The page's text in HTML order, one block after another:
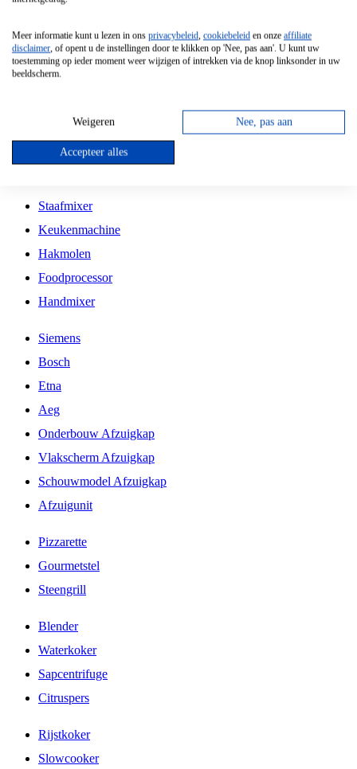
Vrijstaande Magnetron
Vrijstaande Kookplaat
Inbouw Gaskookplaat
Inbouw Keramische Kookplaat
Kookplaat Accessoires
Staafmixer
Keukenmachine
Hakmolen
Foodprocessor
Handmixer
Siemens
Bosch
Etna
Aeg
Onderbouw Afzuigkap
Vlakscherm Afzuigkap
Schouwmodel Afzuigkap
Afzuigunit
Pizzarette
Gourmetstel
Steengrill
Blender
Waterkoker
Sapcentrifuge
Citruspers
Rijstkoker
Slowcooker
Meer informatie kunt u lezen in ons privacybeleid, cookiebeleid en onze affiliate
disclaimer, of opent u de instellingen door te klikken op 'Nee, pas aan'. U kunt uw
toestemming op ieder moment weer wijzigen of intrekken via de knop linksonder in uw
beeldscherm.
Weigeren Nee, pas aan
Accepteer alles